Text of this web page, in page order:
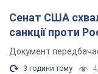
Сенат США
санкції проти
Документ
3 години тому